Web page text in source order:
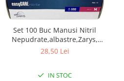
Perforatoare
Suporturi pentru accesorii
Suporturi pentru documente
Tavite pentru Documente
Europubele
Hartie igienica
Lavete
Odorizante
Produse din hartie
Set 100 Buc Manusi Nitril
Nepudrate,albastre,Zarys,
easyCARE
28,50 Lei
IN STOC